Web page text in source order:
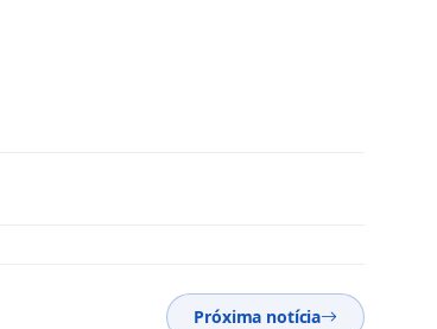
Próxima notícia